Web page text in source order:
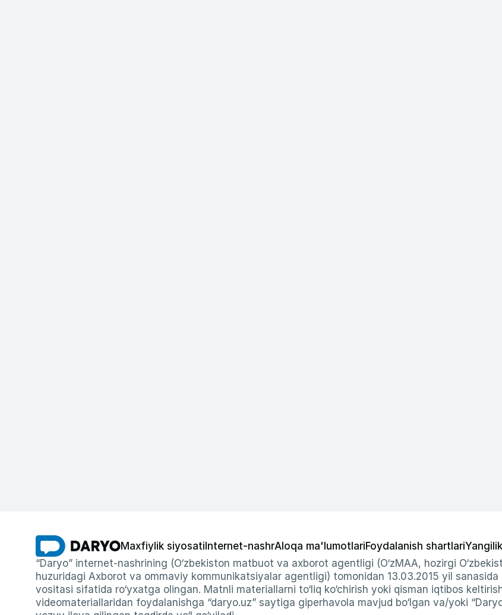
Maxfiylik siyosati Internet-nashrAloqa ma'lumotlariFoydalanish shartlari
“Daryo” internet-nashrining (O‘zbekiston matbuot va axborot agentligi (O‘zMAA, hozirgi
huzuridagi Axborot va ommaviy kommunikatsiyalar agentligi) tomonidan 13.03.2015 yil
vositasi sifatida ro‘yxatga olingan. Matnli materiallarni to‘liq ko‘chirish yoki qisman iqtibos
videomateriallaridan foydalanishga “daryo.uz” saytiga giperhavola mavjud bo‘lgan va/yoki